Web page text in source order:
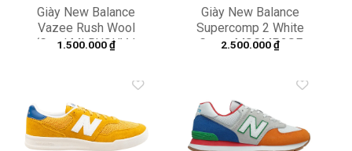
Giày New Balance
Vazee Rush Wool
‘Grey’ MLRUSHVJ
1.500.000₫
Giày New Balance
Supercomp 2 White
Green MSCMP2SE
2.500.000₫
Add to
wishlist
Add to
wishlist